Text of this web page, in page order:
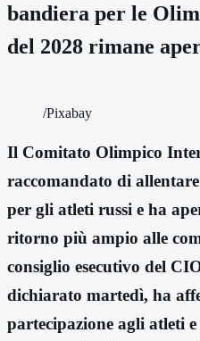
bandiera per le
del 2028 rimane
/Pixabay
Il Comitato Olimpico
raccomandato di
per gli atleti russi e ha
ritorno più ampio alle
consiglio esecutivo del
dichiarato martedì, ha
partecipazione agli atleti e